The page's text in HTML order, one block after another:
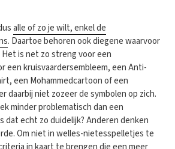
alle of zo je wilt, enkel de
. Daartoe behoren ook diegene waarvoor
is net zo streng voor een
een kruisvaardersembleem, een Anti-
een Mohammedcartoon of een
daarbij niet zozeer de symbolen op zich.
minder problematisch dan een
dat echt zo duidelijk? Anderen denken
Om niet in welles-nietesspelletjes te